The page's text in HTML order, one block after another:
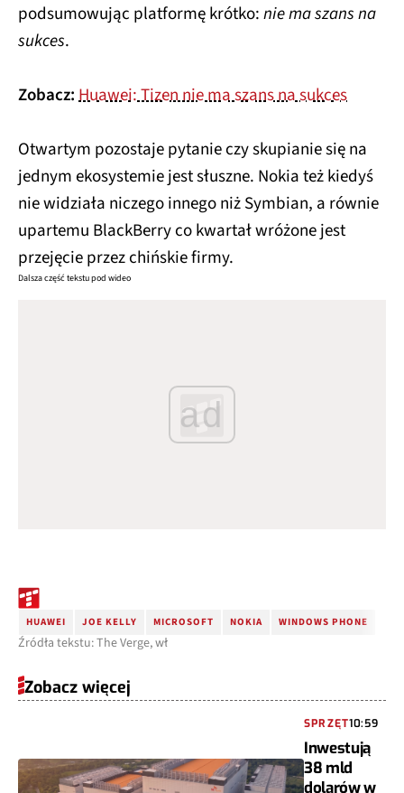
podsumowując platformę krótko:nie ma szans na
sukces.
Zobacz:Huawei: Tizen nie ma szans na sukces
Otwartym pozostaje pytanie czy skupianie się na
jednym ekosystemie jest słuszne. Nokia też kiedyś
nie widziała niczego innego niż Symbian, a równie
upartemu BlackBerry co kwartał wróżone jest
przejęcie przez chińskie firmy.
Dalsza część tekstu pod wideo
ad
HUAWEI JOE KELLY MICROSOFT NOKIA WINDOWS PHONE
Źródła tekstu: The Verge, wł
Zobacz więcej
SPRZĘT10:59
Inwestują
38 mld
dolarów w